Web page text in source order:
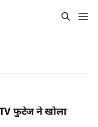
फुटेज ने खोला